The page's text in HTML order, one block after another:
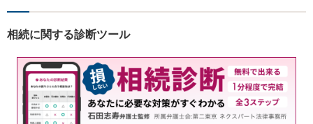
相続に関する診断ツール